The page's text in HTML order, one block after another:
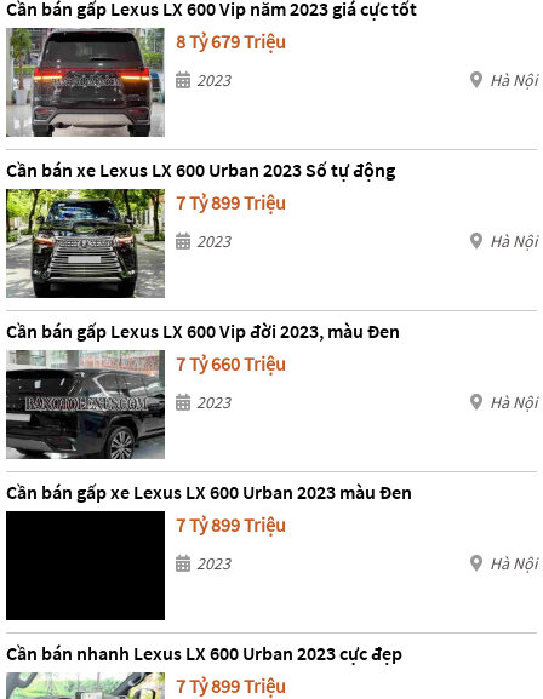
Cần bán gấp Lexus LX 600 Vip năm 2023 giá cực tốt
8 Tỷ 679 Triệu
2023 Hà Nội
Cần bán xe Lexus LX 600 Urban 2023 Số tự động
7 Tỷ 899 Triệu
2023 Hà Nội
Cần bán gấp Lexus LX 600 Vip đời 2023, màu Đen
7 Tỷ 660 Triệu
2023 Hà Nội
Cần bán gấp xe Lexus LX 600 Urban 2023 màu Đen
7 Tỷ 899 Triệu
2023 Hà Nội
Cần bán nhanh Lexus LX 600 Urban 2023 cực đẹp
7 Tỷ 899 Triệu